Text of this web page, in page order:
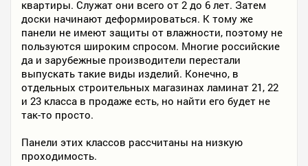
квартиры. Служат они всего от 2 до 6 лет. Затем
доски начинают деформироваться. К тому же
панели не имеют защиты от влажности, поэтому не
пользуются широким спросом. Многие российские
да и зарубежные производители перестали
выпускать такие виды изделий. Конечно, в
отдельных строительных магазинах ламинат 21, 22
и 23 класса в продаже есть, но найти его будет не
так-то просто.
Панели этих классов рассчитаны на низкую
проходимость.